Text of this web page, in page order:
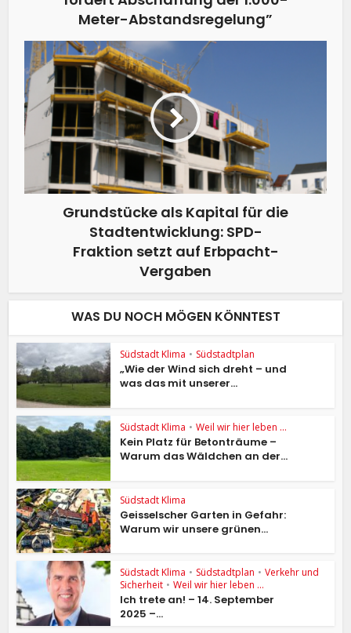
Meter-Abstandsregelung”
Grundstücke als Kapital für die
Stadtentwicklung: SPD-
Fraktion setzt auf Erbpacht-
Vergaben
WAS DU NOCH MÖGEN KÖNNTEST
Südstadt Klima • Südstadtplan
„Wie der Wind sich dreht – und
was das mit unserer...
Südstadt Klima • Weil wir hier leben ...
Kein Platz für Betonträume –
Warum das Wäldchen an der...
Südstadt Klima
Geisselscher Garten in Gefahr:
Warum wir unsere grünen...
Südstadt Klima • Südstadtplan • Verkehr und
Sicherheit • Weil wir hier leben ...
Ich trete an! – 14. September
2025 –...